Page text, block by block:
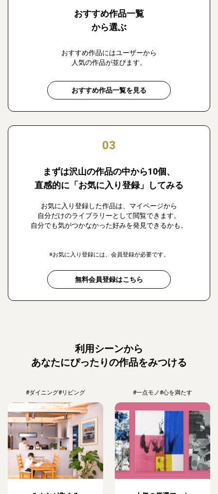
おすすめ作品一覧
から選ぶ
おすすめ作品にはユーザーから
人気の作品が並びます。
おすすめ作品一覧を見る
03
まずは沢山の作品の中から10個、
直感的に「お気に入り登録」してみる
お気に入り登録した作品は、マイページから
自分だけのライブラリーとして閲覧できます。
自分でも気がつかなかった好みを発見できるかも。
※お気に入り登録には、会員登録が必要です。
無料会員登録はこちら
利用シーンから
あなたにぴったりの作品をみつける
#ダイニング#リビング #一点モノ#心を満たす